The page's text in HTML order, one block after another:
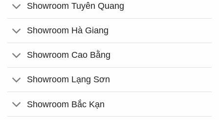
Showroom Tuyên Quang
Showroom Hà Giang
Showroom Cao Bằng
Showroom Lạng Sơn
Showroom Bắc Kạn